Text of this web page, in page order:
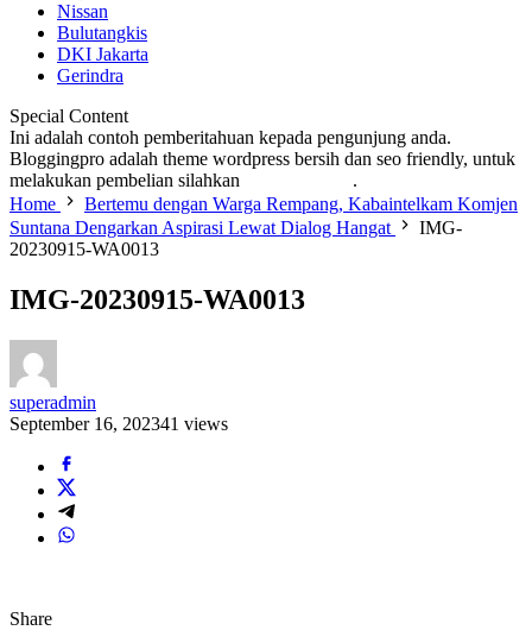
Nissan
Bulutangkis
DKI Jakarta
Gerindra
Special Content
Ini adalah contoh pemberitahuan kepada pengunjung anda.
Bloggingpro adalah theme wordpress bersih dan seo friendly, untuk
melakukan pembelian silahkan
.
Home
Bertemu dengan Warga Rempang, Kabaintelkam Komjen
Suntana Dengarkan Aspirasi Lewat Dialog Hangat
IMG-
20230915-WA0013
IMG-20230915-WA0013
superadmin
September 16, 202341 views
Share